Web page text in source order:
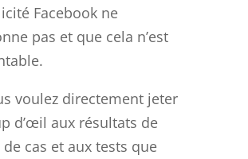
Facebook ne
pas et que cela n’est
voulez directement jeter
d’œil aux résultats de
de cas et aux tests que